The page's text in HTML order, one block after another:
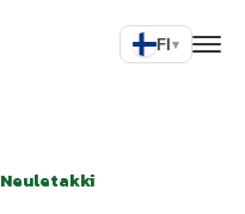
FI▾
Neuletakki